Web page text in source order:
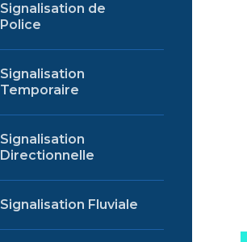
Signalisation de
Police
Signalisation
Temporaire
Signalisation
Directionnelle
Signalisation Fluviale